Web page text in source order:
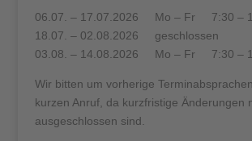
06.07. – 17.07.2026 Mo – Fr 7:30 –
18.07. – 02.08.2026 geschlossen
03.08. – 14.08.2026 Mo – Fr 7:30 –
Wir bitten um vorherige
kurzen Anruf, da kurzfristige Änderungen
ausgeschlossen sind.